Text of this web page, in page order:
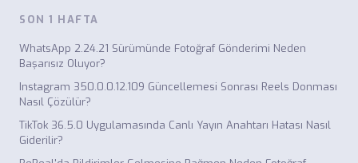
SON 1 HAFTA
WhatsApp 2.24.21 Sürümünde Fotoğraf Gönderimi Neden
Başarısız Oluyor?
Instagram 350.0.0.12.109 Güncellemesi Sonrası Reels Donması
Nasıl Çözülür?
TikTok 36.5.0 Uygulamasında Canlı Yayın Anahtarı Hatası Nasıl
Giderilir?